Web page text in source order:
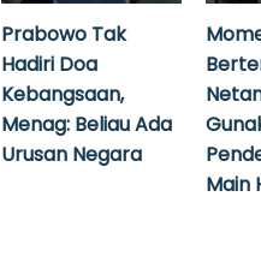
Prabowo Tak
Hadiri Doa
Kebangsaan,
Menag: Beliau Ada
Urusan Negara
Main